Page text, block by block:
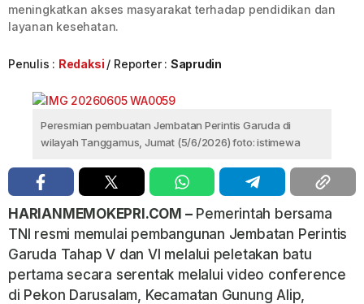
meningkatkan akses masyarakat terhadap pendidikan dan
layanan kesehatan.
Penulis : Redaksi Reporter : Saprudin
Peresmian pembuatan Jembatan Perintis Garuda di
wilayah Tanggamus, Jumat (5/6/2026) foto: istimewa
HARIANMEMOKEPRI.COM –Pemerintah bersama
TNI resmi memulai pembangunan Jembatan Perintis
Garuda Tahap V dan VI melalui peletakan batu
pertama secara serentak melalui video conference
di Pekon Darusalam, Kecamatan Gunung Alip,